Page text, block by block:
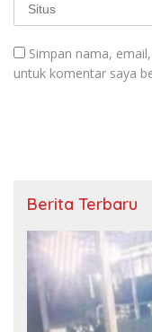
Simpan nama,
untuk komentar saya
Berita Terbaru